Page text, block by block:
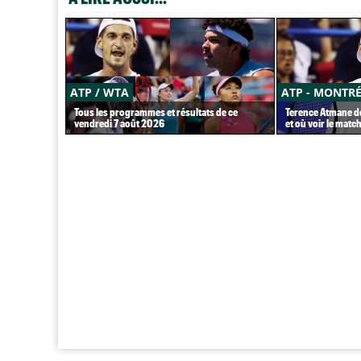
ATP / WTA
Tous les programmes et résultats de ce
vendredi 7 août 2026
ATP -
Terence Atmane
et où voir le